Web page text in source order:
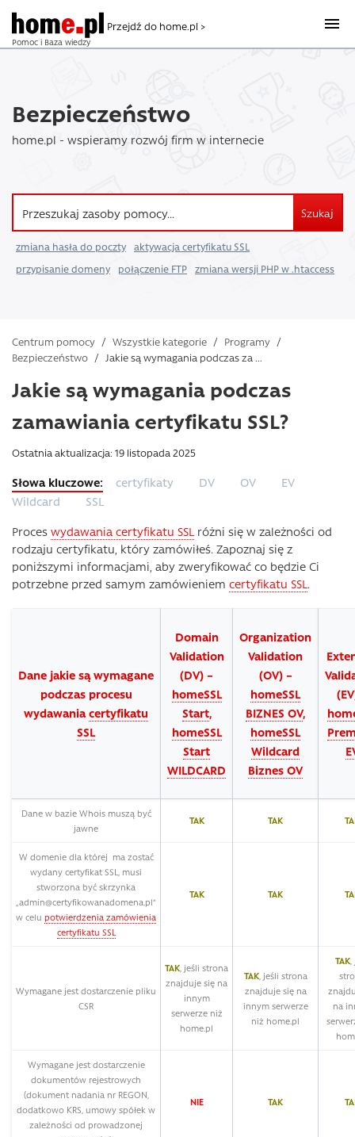
Pomoc i Baza wiedzy
Przejdź do home.pl >
Bezpieczeństwo
home.pl - wspieramy rozwój firm w internecie
Szukaj
zmiana hasła do poczty
aktywacja certyfikatu SSL
przypisanie domeny
połączenie FTP zmiana wersji PHP w .htaccess
Centrum pomocy / Wszystkie kategorie / Programy /
Bezpieczeństwo / Jakie są wymagania podczas za ...
Jakie są wymagania podczas
zamawiania certyfikatu SSL?
Ostatnia aktualizacja: 19 listopada 2025
certyfikaty DV OV
EV
Wildcard
SSL
Proces wydawania certyfikatu SSL różni się w zależności od
rodzaju certyfikatu, który zamówiłeś. Zapoznaj się z
poniższymi informacjami, aby zweryfikować co będzie Ci
potrzebne przed samym zamówieniem certyfikatu SSL.
Dane jakie są wymagane
podczas procesu
wydawaniacertyfikatu
SSL
Domain
Validation
(DV) –
homeSSL
Start,
homeSSL
Start
WILDCARD
Organization
Validation
(OV) –
homeSSL
BIZNES OV,
homeSSL
Wildcard
Biznes OV
Dane w bazie Whois muszą być
jawne
TAK TAK
W domenie dla której ma zostać
wydany certyfikat SSL, musi
stworzona być skrzynka
„admin@certyfikowanadomena.pl”
w celu potwierdzenia zamówienia
certyfikatu SSL
TAK TAK
Wymagane jest dostarczenie pliku
CSR
TAK, jeśli strona
znajduje się na
innym
serwerze niż
home.pl
TAK, jeśli strona
znajduje się na
innym serwerze
niż home.pl
TAK,
na
Wymagane jest dostarczenie
dokumentów rejestrowych
(dokument nadania nr REGON,
dodatkowo KRS, umowy spółek w
zależności od prowadzonej
NIE TAK